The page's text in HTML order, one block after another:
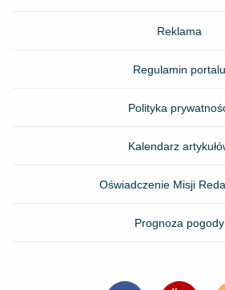
Reklama
Regulamin portalu
Polityka
Kalendarz
Oświadczenie Misji
Prognoza pogody